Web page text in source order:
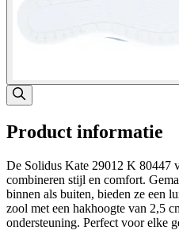
Product informatie
De Solidus Kate 29012 K 80447
combineren stijl en comfort.
binnen als buiten, bieden ze een
zool met een hakhoogte van 2,5
ondersteuning. Perfect voor elke